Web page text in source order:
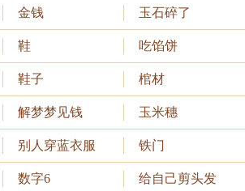
金钱 玉石碎了
鞋 吃馅饼
鞋子 棺材
解梦梦见钱 玉米穗
别人穿蓝衣服 铁门
数字6 给自己剪头发